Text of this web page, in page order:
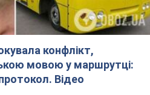
і поплатився.